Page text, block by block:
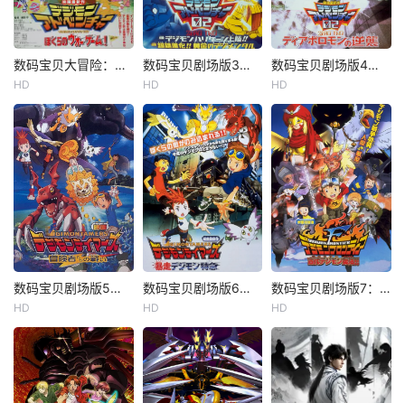
数码宝贝大冒险：我们的战争游戏！
HD
数码宝贝剧场版3：前篇・数码兽飓风登陆！！后篇・超绝进化！
HD
数码宝贝剧场版4：超恶魔兽的反击
HD
数码宝贝剧场版5：冒险者的战斗
HD
数码宝贝剧场版6：暴走特急
HD
数码宝贝剧场版7：古代数码兽复活
HD